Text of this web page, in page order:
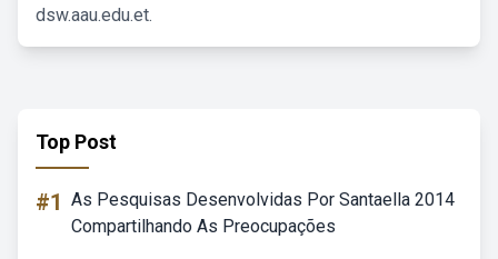
dsw.aau.edu.et.
Top Post
#1 As Pesquisas Desenvolvidas Por Santaella 2014
Compartilhando As Preocupações